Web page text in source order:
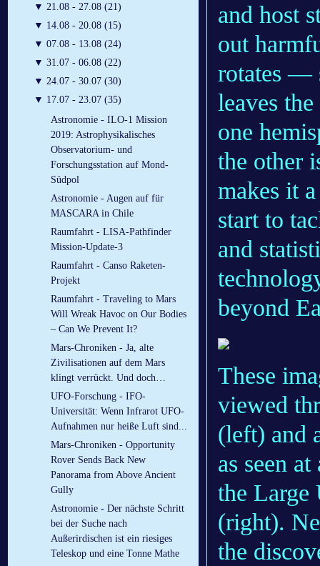
▼ 21.08 - 27.08 (21)
▼ 14.08 - 20.08 (15)
▼ 07.08 - 13.08 (24)
▼ 31.07 - 06.08 (22)
▼ 24.07 - 30.07 (30)
▼ 17.07 - 23.07 (35)
Astronomie - ILO-1 Mission
2019: Astrophysikalisches
Observatorium- und
Forschungsstation auf Mond-
Südpol
Astronomie - Augen auf für
MASCARA in Chile
Raumfahrt - LISA-Pathfinder
Mission-Update-3
Raumfahrt - Canso Raketen-
Projekt
Raumfahrt - Traveling to Mars
Will Wreak Havoc on Our Bodies
– Can We Prevent It?
Mars-Chroniken - Ja, alte
Zivilisationen auf dem Mars
klingt verrückt. Und doch…
UFO-Forschung - IFO-
Universität: Wenn Infrarot UFO-
Aufnahmen nur heiße Luft sind...
Mars-Chroniken - Opportunity
Rover Sends Back New
Panorama from Above Ancient
Gully
Astronomie - Der nächste Schritt
bei der Suche nach
Außerirdischen ist ein riesiges
Teleskop und eine Tonne Mathe
and host
out
rotates —
leaves
one
the other
makes it
start to
and
beyond
These
viewed
(left) and
as seen
the Large
(right).
the